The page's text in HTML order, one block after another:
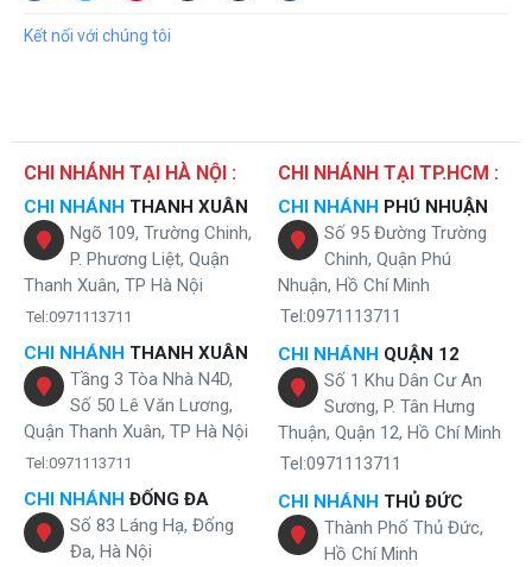
sản phẩm đầu tiên ứng dụng 2 công nghệ lọc(RO và Nano) trong
cùng 1 sản phẩm. Nhờ vậy máy có khả năng loại bỏ các tạp chất,
cặn bẩn, vi khuẩn có hại,... từ đa dạng nguồn nước đầu vào từ nước
máy, nước giếng,...
Đặc biệt, người dùng có thể linh hoạt điều chỉnh chế độ RO hay Nano
bằng nút vặn.
Chế độ RO: nguồn nước đầu vào có chỉ số TDS>100
Chế độ Nano: nguồn nước đầu vào có chỉ số TDS<100
Kết nối với chúng tôi
CHI NHÁNH TẠI HÀ NỘI :
CHI NHÁNH THANH XUÂN
Ngõ 109, Trường Chinh,
P. Phương Liệt, Quận
Thanh Xuân, TP Hà Nội
Tel:0971113711
CHI NHÁNH THANH XUÂN
Tầng 3 Tòa Nhà N4D,
Số 50 Lê Văn Lương,
Quận Thanh Xuân, TP Hà Nội
Tel:0971113711
CHI NHÁNH ĐỐNG ĐA
Số 83 Láng Hạ, Đống
Đa, Hà Nội
CHI NHÁNH TẠI TP.HCM :
CHI NHÁNH PHÚ NHUẬN
Số 95 Đường Trường
Chinh, Quận Phú
Nhuận, Hồ Chí Minh
Tel:0971113711
CHI NHÁNH QUẬN 12
Số 1 Khu Dân Cư An
Sương, P. Tân Hưng
Thuận, Quận 12, Hồ Chí Minh
Tel:0971113711
CHI NHÁNH THỦ ĐỨC
Thành Phố Thủ Đức,
Hồ Chí Minh